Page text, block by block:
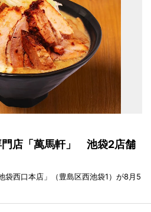
門店「萬馬軒」 池袋2店舗
袋西口本店」（豊島区西池袋1）が8月5